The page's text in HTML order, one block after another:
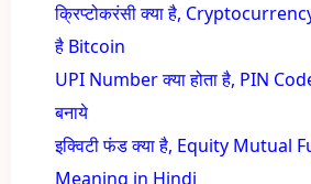
क्रिप्टोकरंसी क्या है,
है Bitcoin
UPI Number क्या होता है, PIN
बनाये
इक्विटी फंड क्या है, Equity Mutual
Meaning in Hindi